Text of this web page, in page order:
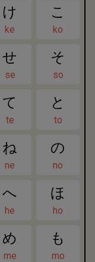
け
ke
こ
ko
せ
se
そ
so
て
te
と
to
ね
ne
の
no
へ
he
ほ
ho
め
me
も
mo